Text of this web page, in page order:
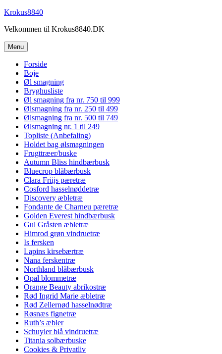
Videre
indhold
Krokus8840
Velkommen til Krokus8840.DK
Menu
Forside
Boje
Øl smagning
Bryghusliste
Øl smagning fra nr. 750 til 999
Ølsmagning fra nr. 250 til 499
Ølsmagning fra nr. 500 til 749
Ølsmagning nr. 1 til 249
Topliste (Anbefaling)
Holdet bag ølsmagningen
Frugttræer/buske
Autumn Bliss hindbærbusk
Bluecrop blåbærbusk
Clara Friijs pæretræ
Cosford hasselnøddetræ
Discovery æbletræ
Fondante de Charneu pæretræ
Golden Everest hindbærbusk
Gul Gråsten æbletræ
Himrod grøn vindruetræ
Is fersken
Lapins kirsebærtræ
Nana ferskentræ
Northland blåbærbusk
Opal blommetræ
Orange Beauty abrikostræ
Rød Ingrid Marie æbletræ
Rød Zellernød hasselnødtræ
Røsnæs fignetræ
Ruth’s æbler
Schuyler blå vindruetræ
Titania solbærbuske
Cookies & Privatliv